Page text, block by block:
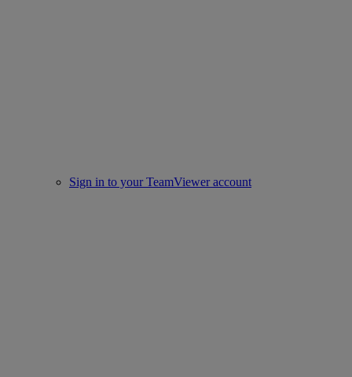
Sign in to your TeamViewer account